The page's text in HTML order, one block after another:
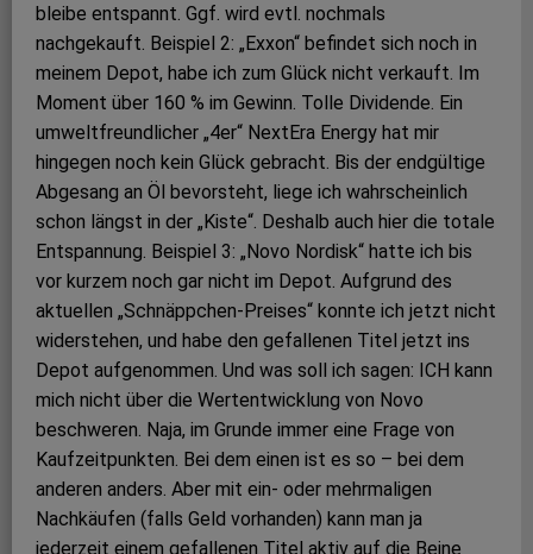
bleibe entspannt. Ggf. wird evtl. nochmals
nachgekauft. Beispiel 2: „Exxon“ befindet sich noch in
meinem Depot, habe ich zum Glück nicht verkauft. Im
Moment über 160 % im Gewinn. Tolle Dividende. Ein
umweltfreundlicher „4er“ NextEra Energy hat mir
hingegen noch kein Glück gebracht. Bis der endgültige
Abgesang an Öl bevorsteht, liege ich wahrscheinlich
schon längst in der „Kiste“. Deshalb auch hier die totale
Entspannung. Beispiel 3: „Novo Nordisk“ hatte ich bis
vor kurzem noch gar nicht im Depot. Aufgrund des
aktuellen „Schnäppchen-Preises“ konnte ich jetzt nicht
widerstehen, und habe den gefallenen Titel jetzt ins
Depot aufgenommen. Und was soll ich sagen: ICH kann
mich nicht über die Wertentwicklung von Novo
beschweren. Naja, im Grunde immer eine Frage von
Kaufzeitpunkten. Bei dem einen ist es so – bei dem
anderen anders. Aber mit ein- oder mehrmaligen
Nachkäufen (falls Geld vorhanden) kann man ja
jederzeit einem gefallenen Titel aktiv auf die Beine